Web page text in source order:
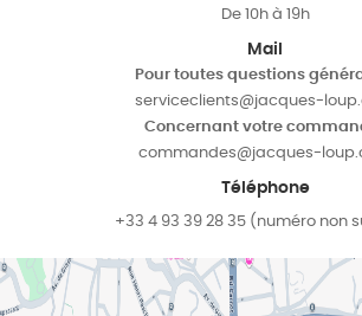
De 10h à 19h
Mail
Pour toutes questions
serviceclients@jacques-
Concernant votre
commandes@jacques-
Téléphone
+33 4 93 39 28 35 (numéro non